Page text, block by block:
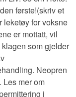
første!(skriv et
leketøy for voksne
er mottatt, vil
som gjelder
Neopren
Les mer om
i